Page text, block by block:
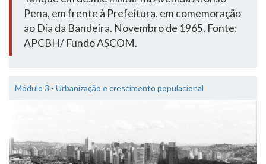
Pena, em frente à Prefeitura, em comemoração
ao Dia da Bandeira. Novembro de 1965. Fonte:
APCBH/ Fundo ASCOM.
Módulo 3 - Urbanização e crescimento populacional